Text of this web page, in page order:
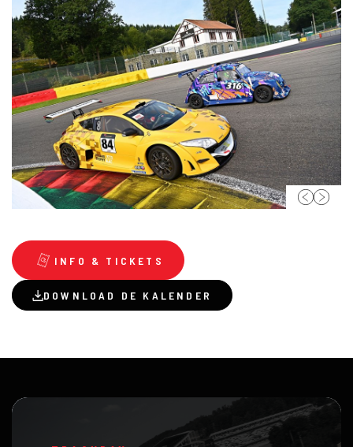
INFO & TICKETS
DOWNLOAD DE KALENDER